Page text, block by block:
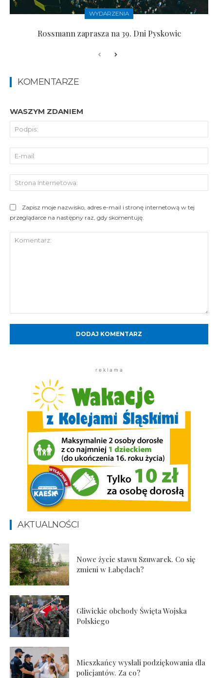
WYDARZENIA
Rossmann zaprasza na 39. Dni Pyskowic
KOMENTARZE
WASZYM ZDANIEM
Zapisz moje nazwisko, adres e-mail i stronę internetową w tej
przeglądarce na następny raz, gdy skomentuję.
r e k l a m a
AKTUALNOŚCI
Nowe życie stawu Szuwarek. Co się
zmieni w Łabędach?
Gliwickie obchody Święta Wojska
Polskiego
Mieszkańcy wysłali podziękowania dla
policjantów. Za co?